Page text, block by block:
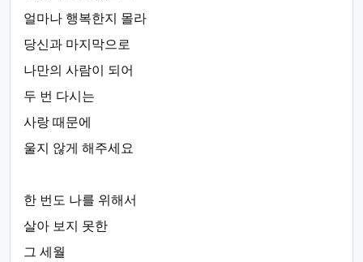
얼마나 행복한지 몰라
당신과 마지막으로
나만의 사람이 되어
두 번 다시는
사랑 때문에
울지 않게 해주세요
한 번도 나를 위해서
살아 보지 못한
그 세월